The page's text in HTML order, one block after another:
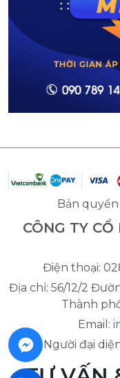
Bản
CÔNG TY
Điện thoại:
Địa chỉ: 56/12/2
Thành
Email:
Người đại